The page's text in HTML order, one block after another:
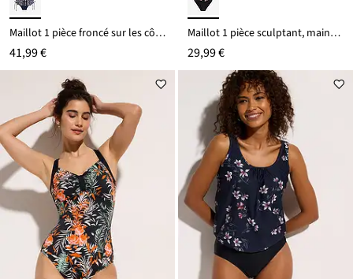
Maillot 1 pièce froncé sur les côtés
41,99 €
Maillot 1 pièce sculptant, maintien modéré
29,99 €